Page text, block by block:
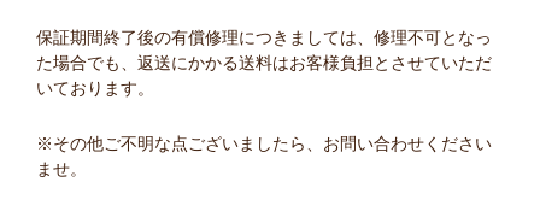
保証期間終了後の有償修理につきましては、修理不可となっ
た場合でも、返送にかかる送料はお客様負担とさせていただ
いております。
※その他ご不明な点ございましたら、お問い合わせください
ませ。